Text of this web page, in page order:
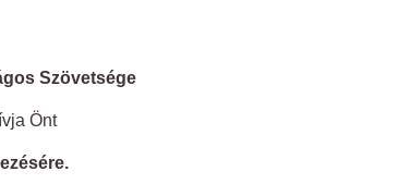
Szövetsége
Önt